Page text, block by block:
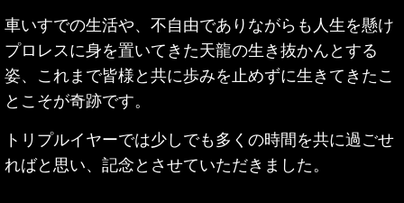
車いすでの生活や、不自由でありながらも人生を懸け
プロレスに身を置いてきた天龍の生き抜かんとする
姿、これまで皆様と共に歩みを止めずに生きてきたこ
とこそが奇跡です。
トリプルイヤーでは少しでも多くの時間を共に過ごせ
ればと思い、記念とさせていただきました。